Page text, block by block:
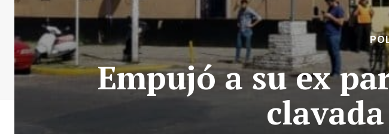
Empujó a su ex